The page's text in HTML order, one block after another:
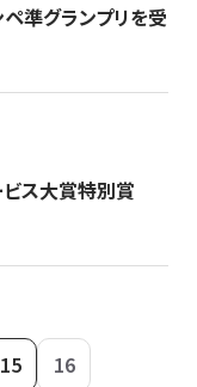
準グランプリを受
ス大賞特別賞
15 16